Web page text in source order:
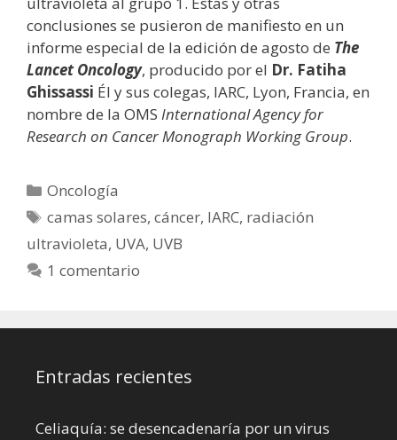
conclusiones se pusieron de manifiesto en un
informe especial de la edición de agosto de The
Lancet Oncology, producido por el Dr. Fatiha
Ghissassi Él y sus colegas, IARC, Lyon, Francia, en
nombre de la OMS International Agency for
Research on Cancer Monograph Working Group.
Categorías
Oncología
Etiquetas
camas solares,cáncer, IARC, radiación
ultravioleta, UVA, UVB
1 comentario
Entradas recientes
Celiaquía: se desencadenaría por un virus